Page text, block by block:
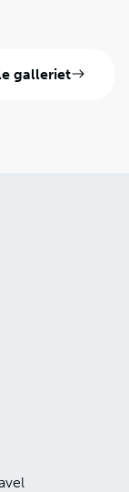
galleriet